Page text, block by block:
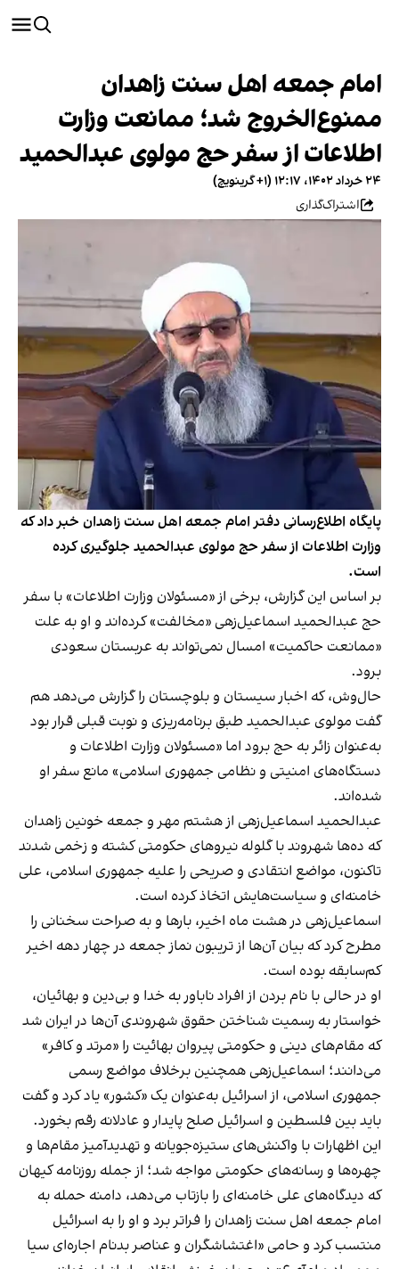
امام جمعه اهل سنت زاهدان
ممنوع‌الخروج شد؛ ممانعت وزارت
اطلاعات از سفر حج مولوی عبدالحمید
۲۴ خرداد ۱۴۰۲، ۱۲:۱۷ (‎+۱ گرینویچ)
اشتراک‌گذاری
پایگاه‌ اطلاع‌رسانی دفتر امام جمعه اهل سنت زاهدان خبر داد که
وزارت اطلاعات از سفر حج مولوی عبدالحمید جلوگیری کرده
است.
بر اساس این گزارش، برخی از «مسئولان وزارت اطلاعات» با سفر
حج عبدالحمید اسماعیل‌زهی «مخالفت» کرده‌اند و او به علت
«ممانعت حاکمیت» امسال نمی‌تواند به عربستان سعودی
برود.
حال‌وش، که اخبار سیستان و بلوچستان را گزارش می‌دهد هم
گفت مولوی عبدالحمید طبق برنامه‌ریزی و نوبت قبلی قرار بود
به‌عنوان زائر به حج برود اما «مسئولان وزارت اطلاعات و
دستگاه‌های امنیتی و نظامی جمهوری اسلامی» مانع سفر او
شده‌اند.
عبدالحمید اسماعیل‌زهی از هشتم مهر و جمعه خونین زاهدان
که ده‌ها شهروند با گلوله نیروهای حکومتی کشته و زخمی شدند
تاکنون، مواضع انتقادی و صریحی را علیه جمهوری اسلامی، علی
خامنه‌ای و سیاست‌هایش اتخاذ کرده است.
اسماعیل‌زهی در هشت ماه اخیر، بارها و به صراحت سخنانی را
مطرح کرد که بیان آن‌ها از تریبون نماز جمعه در چهار دهه اخیر
کم‌سابقه بوده است.
او در حالی با نام بردن از افراد ناباور به خدا و بی‌دین و بهائیان،
خواستار به رسمیت شناختن حقوق شهروندی آن‌ها در ایران شد
که مقام‌های دینی و حکومتی پیروان بهائیت را «مرتد و کافر»
می‌دانند؛ اسماعیل‌زهی همچنین برخلاف مواضع رسمی
جمهوری اسلامی، از اسرائیل به‌عنوان یک «کشور» یاد کرد و گفت
باید بین فلسطین و اسرائیل صلح پایدار و عادلانه رقم بخورد.
این اظهارات با واکنش‌های ستیزه‌جویانه و تهدیدآمیز مقام‌ها و
چهره‌ها و رسانه‌های حکومتی مواجه شد؛ از جمله روزنامه کیهان
که دیدگاه‌های علی خامنه‌ای را بازتاب می‌دهد، دامنه حمله به
امام جمعه اهل سنت زاهدان را فراتر برد و او را به اسرائیل
منتسب کرد و حامی «اغتشاشگران و عناصر بدنام اجاره‌ای سیا